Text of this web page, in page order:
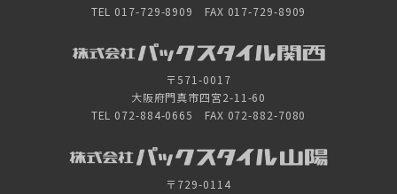
TEL 017-729-8909 FAX 017-729-8909
〒571-0017
大阪府門真市四宮2-11-60
TEL 072-884-0665 FAX 072-882-7080
〒729-0114